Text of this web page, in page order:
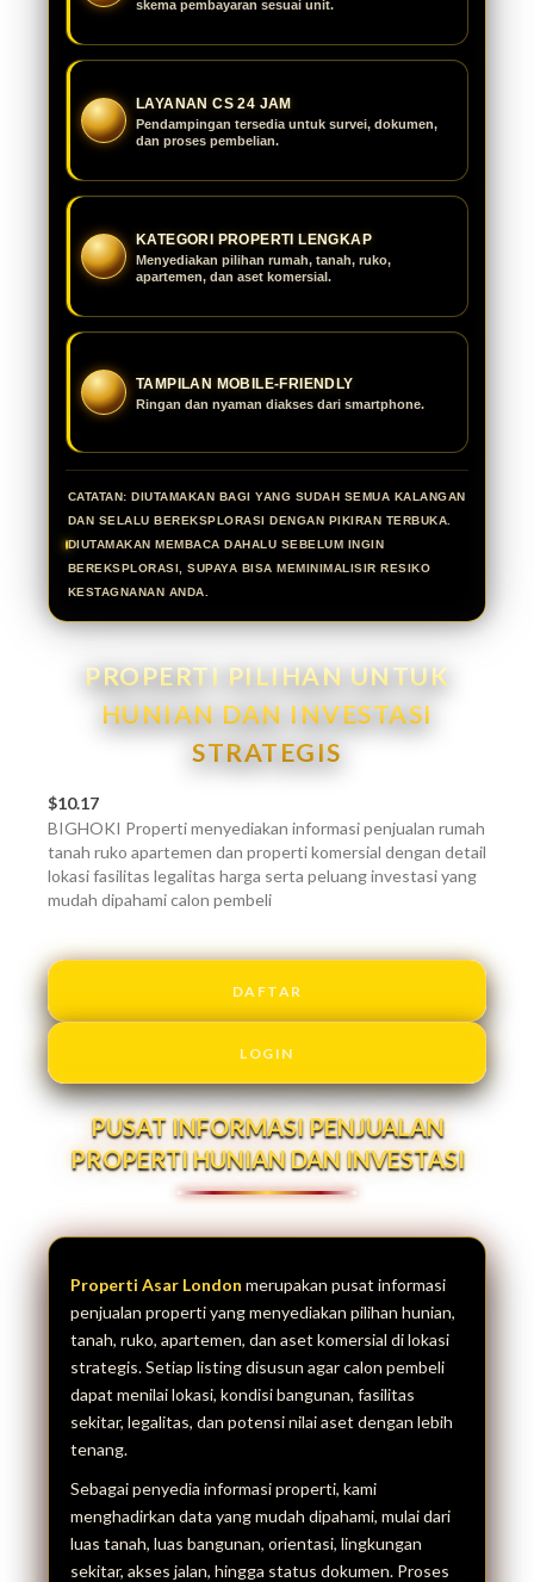
skema pembayaran sesuai unit.
LAYANAN CS 24 JAM
Pendampingan tersedia untuk survei, dokumen,
dan proses pembelian.
KATEGORI PROPERTI LENGKAP
Menyediakan pilihan rumah, tanah, ruko,
apartemen, dan aset komersial.
TAMPILAN MOBILE-FRIENDLY
Ringan dan nyaman diakses dari smartphone.
CATATAN: DIUTAMAKAN BAGI YANG SUDAH SEMUA KALANGAN
DAN SELALU BEREKSPLORASI DENGAN PIKIRAN TERBUKA.
DIUTAMAKAN MEMBACA DAHALU SEBELUM INGIN
BEREKSPLORASI, SUPAYA BISA MEMINIMALISIR RESIKO
KESTAGNANAN ANDA.
PROPERTI PILIHAN UNTUK
HUNIAN DAN INVESTASI
STRATEGIS
$10.17
BIGHOKI Properti menyediakan informasi penjualan rumah
tanah ruko apartemen dan properti komersial dengan detail
lokasi fasilitas legalitas harga serta peluang investasi yang
mudah dipahami calon pembeli
DAFTAR
LOGIN
PUSAT INFORMASI PENJUALAN
PROPERTI HUNIAN DAN INVESTASI
Properti Asar London merupakan pusat informasi
penjualan properti yang menyediakan pilihan hunian,
tanah, ruko, apartemen, dan aset komersial di lokasi
strategis. Setiap listing disusun agar calon pembeli
dapat menilai lokasi, kondisi bangunan, fasilitas
sekitar, legalitas, dan potensi nilai aset dengan lebih
tenang.
Sebagai penyedia informasi properti, kami
menghadirkan data yang mudah dipahami, mulai dari
luas tanah, luas bangunan, orientasi, lingkungan
sekitar, akses jalan, hingga status dokumen. Proses